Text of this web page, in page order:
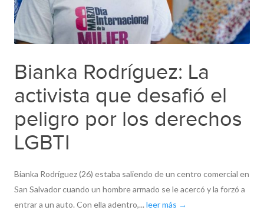
Bianka Rodríguez: La
activista que desafió el
peligro por los derechos
LGBTI
Bianka Rodríguez (26) estaba saliendo de un centro comercial en
San Salvador cuando un hombre armado se le acercó y la forzó a
entrar a un auto. Con ella adentro,... leer más →